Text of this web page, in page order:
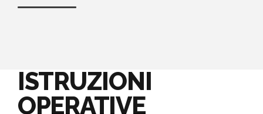
ISTRUZIONI
OPERATIVE